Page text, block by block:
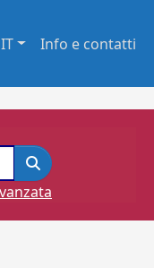
IT Info e contatti